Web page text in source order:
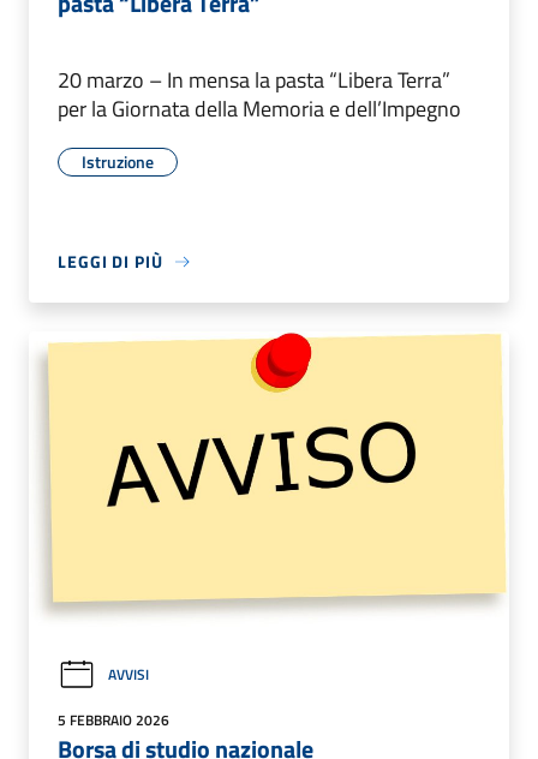
20 marzo – In mensa la pasta “Libera Terra”
per la Giornata della Memoria e dell’Impegno
Istruzione
LEGGI DI PIÙ
AVVISI
5 FEBBRAIO 2026
Borsa di studio nazionale